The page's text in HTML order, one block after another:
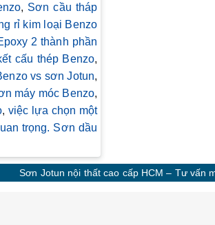
, Sơn cầu tháp
rỉ kim loại Benzo
2 thành phần
cấu thép Benzo,
vs sơn Jotun,
máy móc Benzo,
,việc lựa chọn một
trọng. Sơn dầu
Sơn Jotun nội thất cao cấp HCM – Tư vấn